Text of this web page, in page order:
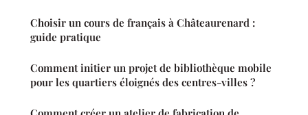
Choisir un cours de français à Châteaurenard :
guide pratique
Comment initier un projet de bibliothèque mobile
pour les quartiers éloignés des centres-villes ?